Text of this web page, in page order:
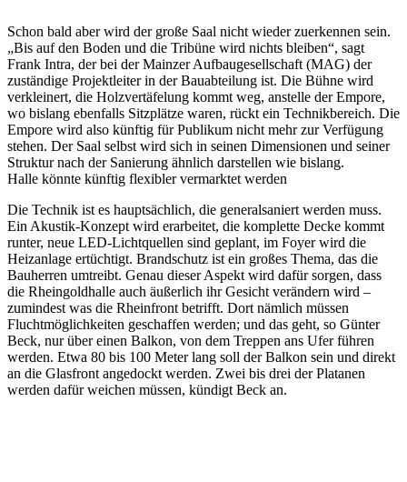
Schon bald aber wird der große Saal nicht wieder zuerkennen sein.
„Bis auf den Boden und die Tribüne wird nichts bleiben“, sagt
Frank Intra, der bei der Mainzer Aufbaugesellschaft (MAG) der
zuständige Projektleiter in der Bauabteilung ist. Die Bühne wird
verkleinert, die Holzvertäfelung kommt weg, anstelle der Empore,
wo bislang ebenfalls Sitzplätze waren, rückt ein Technikbereich. Die
Empore wird also künftig für Publikum nicht mehr zur Verfügung
stehen. Der Saal selbst wird sich in seinen Dimensionen und seiner
Struktur nach der Sanierung ähnlich darstellen wie bislang.
Halle könnte künftig flexibler vermarktet werden
Die Technik ist es hauptsächlich, die generalsaniert werden muss.
Ein Akustik-Konzept wird erarbeitet, die komplette Decke kommt
runter, neue LED-Lichtquellen sind geplant, im Foyer wird die
Heizanlage ertüchtigt. Brandschutz ist ein großes Thema, das die
Bauherren umtreibt. Genau dieser Aspekt wird dafür sorgen, dass
die Rheingoldhalle auch äußerlich ihr Gesicht verändern wird –
zumindest was die Rheinfront betrifft. Dort nämlich müssen
Fluchtmöglichkeiten geschaffen werden; und das geht, so Günter
Beck, nur über einen Balkon, von dem Treppen ans Ufer führen
werden. Etwa 80 bis 100 Meter lang soll der Balkon sein und direkt
an die Glasfront angedockt werden. Zwei bis drei der Platanen
werden dafür weichen müssen, kündigt Beck an.